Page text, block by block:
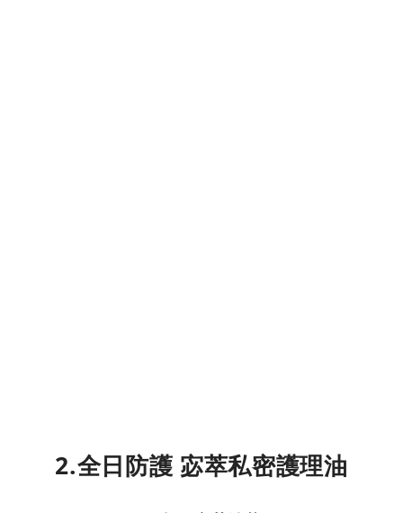
2.全日防護 宓萃私密護理油